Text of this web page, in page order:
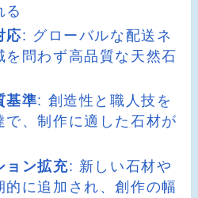
る
応: グローバルな配送ネ
を問わず高品質な天然石
基準: 創造性と職人技を
で、制作に適した石材が
ョン拡充: 新しい石材や
的に追加され、創作の幅